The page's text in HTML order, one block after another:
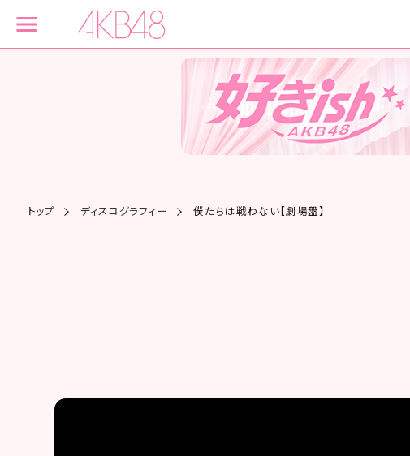
トップ ディスコグラフィー 僕たちは戦わない【劇場盤】